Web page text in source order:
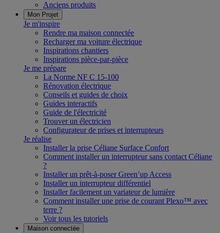
Anciens produits
Mon Projet
Je m'inspire
Rendre ma maison connectée
Recharger ma voiture électrique
Inspirations chantiers
Inspirations pièce-par-pièce
Je me prépare
La Norme NF C 15-100
Rénovation électrique
Conseils et guides de choix
Guides interactifs
Guide de l'électricité
Trouver un électricien
Configurateur de prises et interrupteurs
Je réalise
Installer la prise Céliane Surface Confort
Comment installer un interrupteur sans contact Céliane
?
Installer un prêt-à-poser Green’up Access
Installer un interrupteur différentiel
Installer facilement un variateur de lumière
Comment installer une prise de courant Plexo™ avec
terre ?
Voir tous les tutoriels
Maison connectée